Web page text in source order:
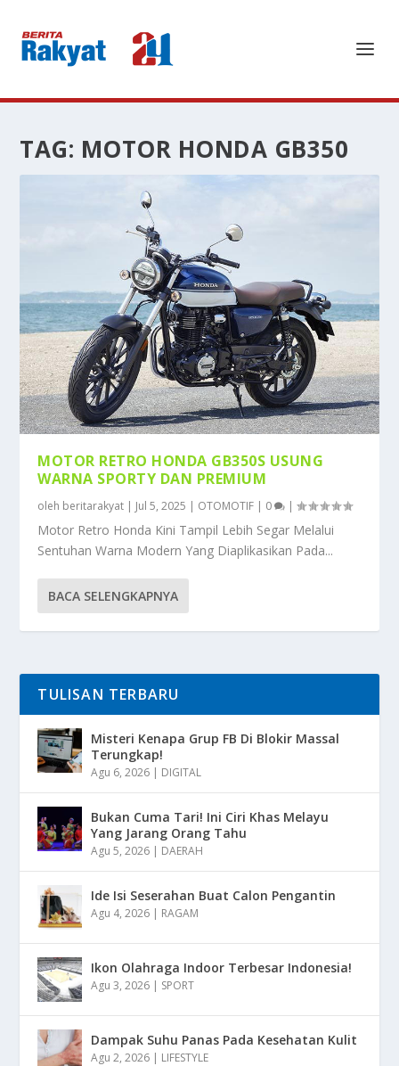
TAG: MOTOR HONDA GB350
MOTOR RETRO HONDA GB350S USUNG
WARNA SPORTY DAN PREMIUM
oleh beritarakyat | Jul 5, 2025 | OTOMOTIF | 0 |
Motor Retro Honda Kini Tampil Lebih Segar Melalui
Sentuhan Warna Modern Yang Diaplikasikan Pada...
BACA SELENGKAPNYA
TULISAN TERBARU
Misteri Kenapa Grup FB Di Blokir Massal
Terungkap!
Agu 6, 2026 | DIGITAL
Bukan Cuma Tari! Ini Ciri Khas Melayu
Yang Jarang Orang Tahu
Agu 5, 2026 | DAERAH
Ide Isi Seserahan Buat Calon Pengantin
Agu 4, 2026 | RAGAM
Ikon Olahraga Indoor Terbesar Indonesia!
Agu 3, 2026 | SPORT
Dampak Suhu Panas Pada Kesehatan Kulit
Agu 2, 2026 | LIFESTYLE